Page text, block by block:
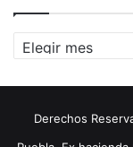
Archivos
Derechos